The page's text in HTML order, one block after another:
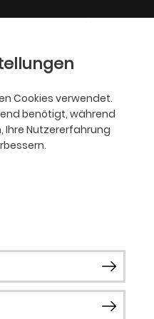
Cookies verwendet.
benötigt, während
Ihre Nutzererfahrung
Tänzer
sein klassisches
(B.A.)
und